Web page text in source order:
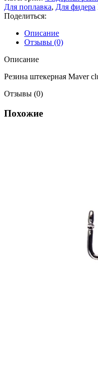
Для поплавка, Для фидера
Поделиться:
Описание
Отзывы (0)
Описание
Резина штекерная Maver
Отзывы (0)
Похожие